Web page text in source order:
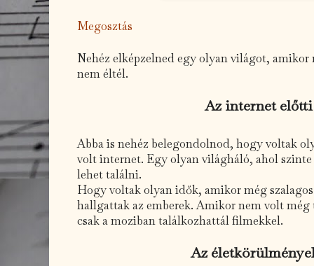
Megosztás
Nehéz elképzelned egy olyan világot,
nem éltél.
Az internet
Abba is nehéz belegondolnod, hogy voltak
volt internet. Egy olyan világháló, ahol
lehet találni.
Hogy voltak olyan idők, amikor még
hallgattak az emberek. Amikor nem volt
csak a moziban találkozhattál filmekkel.
Az